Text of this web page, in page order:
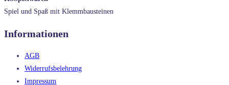
Spiel und Spaß mit Klemmbausteinen
Informationen
AGB
Widerrufsbelehrung
Impressum